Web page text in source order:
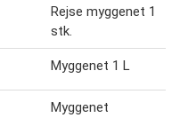
Rejse myggenet 1
stk.
Myggenet 1 L
Myggenet